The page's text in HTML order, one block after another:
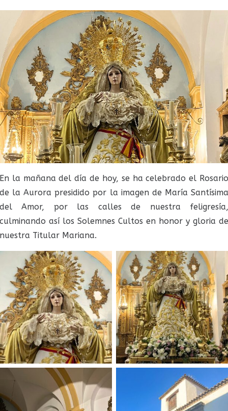
En la mañana del día de hoy, se ha celebrado el Rosario
de la Aurora presidido por la imagen de María Santísima
del Amor, por las calles de nuestra feligresía,
culminando así los Solemnes Cultos en honor y gloria de
nuestra Titular Mariana.